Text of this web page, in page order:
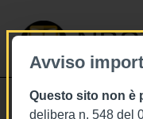
Avviso
Questo sito non è
delibera n. 548 del